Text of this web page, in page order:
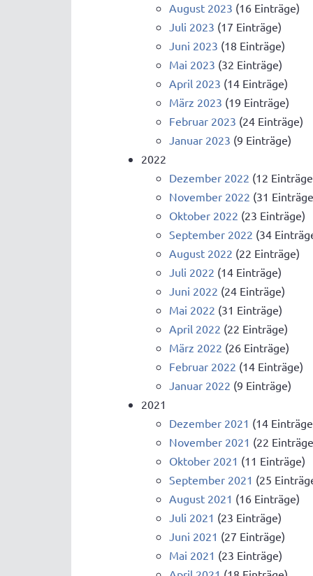
August 2023 (16 Einträge)
Juli 2023 (17 Einträge)
Juni 2023 (18 Einträge)
Mai 2023 (32 Einträge)
April 2023 (14 Einträge)
März 2023 (19 Einträge)
Februar 2023 (24 Einträge)
Januar 2023 (9 Einträge)
2022
Dezember 2022 (12
November 2022 (31
Oktober 2022 (23 Einträge)
September 2022 (34
August 2022 (22 Einträge)
Juli 2022 (14 Einträge)
Juni 2022 (24 Einträge)
Mai 2022 (31 Einträge)
April 2022 (22 Einträge)
März 2022 (26 Einträge)
Februar 2022 (14 Einträge)
Januar 2022 (9 Einträge)
2021
Dezember 2021 (14
November 2021 (22
Oktober 2021 (11 Einträge)
September 2021 (25
August 2021 (16 Einträge)
Juli 2021 (23 Einträge)
Juni 2021 (27 Einträge)
Mai 2021 (23 Einträge)